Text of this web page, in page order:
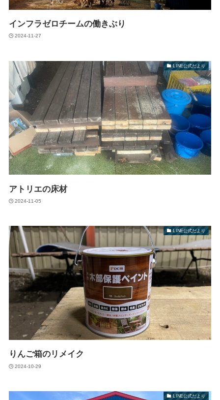
インフラゼロチームの働きぶり
2024-11-27
LINE公式だより
アトリエの床材
2024-11-05
LINE公式だより
りんご箱のリメイク
2024-10-29
LINE公式だより